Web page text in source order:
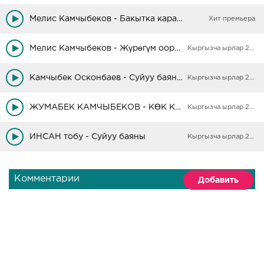
Мелис Камчыбеков - Бакытка карай жол Хит премьера
Мелис Камчыбеков - Жүрөгүм оорутпа Кыргызча ырлар 2025
Камчыбек Осконбаев - Суйуу баяны Кыргызча ырлар 2025
ЖУМАБЕК КАМЧЫБЕКОВ - КӨК КӨЙНӨК Кыргызча ырлар 2025
ИНСАН тобу - Суйуу баяны Кыргызча ырлар 2025
Комментарии Добавить